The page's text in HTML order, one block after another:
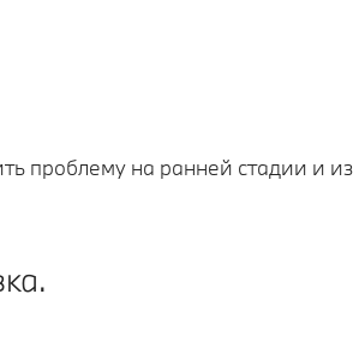
проблему на ранней стадии и